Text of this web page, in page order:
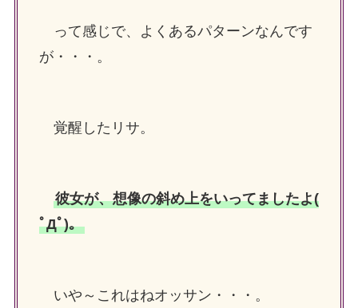
って感じで、よくあるパターンなんです
が・・・。
覚醒したリサ。
彼女が、想像の斜め上をいってましたよ(
ﾟДﾟ)。
いや～これはねオッサン・・・。